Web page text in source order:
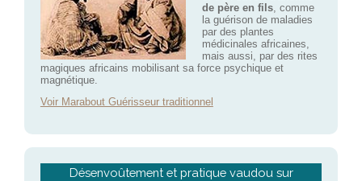
de père en fils, comme
la guérison de maladies
par des plantes
médicinales africaines,
mais aussi, par des rites
magiques africains mobilisant sa force psychique et
magnétique.
Voir Marabout Guérisseur traditionnel
Désenvoûtement et pratique vaudou sur